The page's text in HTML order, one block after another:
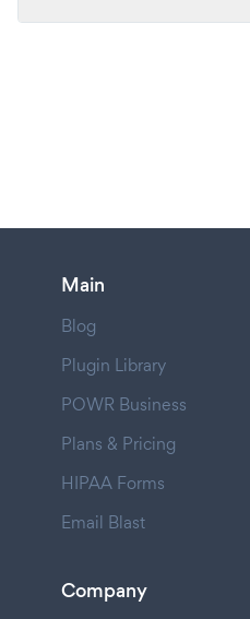
Main
Blog
Plugin Library
POWR Business
Plans & Pricing
HIPAA Forms
Email Blast
Company